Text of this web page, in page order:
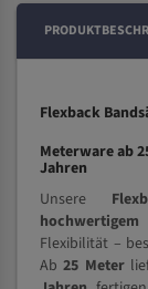
Flexback
Meterware ab
Jahren
Unsere
Flexibilität –
Ab25 Meter